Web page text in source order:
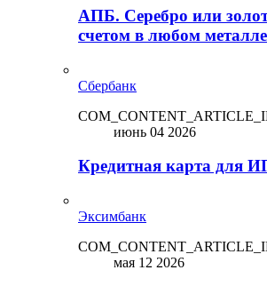
АПБ. Серебро или
счетом в любом
Сбербанк
июнь 04 2026
Кредитная карта для
Эксимбанк
мая 12 2026